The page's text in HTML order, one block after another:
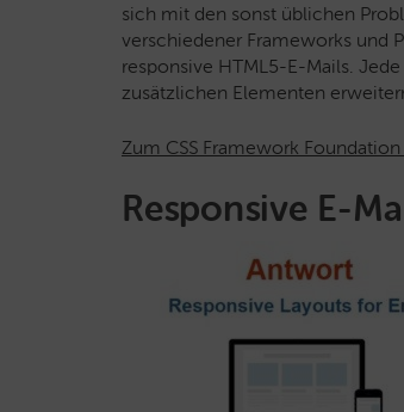
sich mit den sonst üblichen
verschiedener Frameworks und
responsive HTML5-E-Mails.
zusätzlichen Elementen
Zum CSS Framework
Responsive E-